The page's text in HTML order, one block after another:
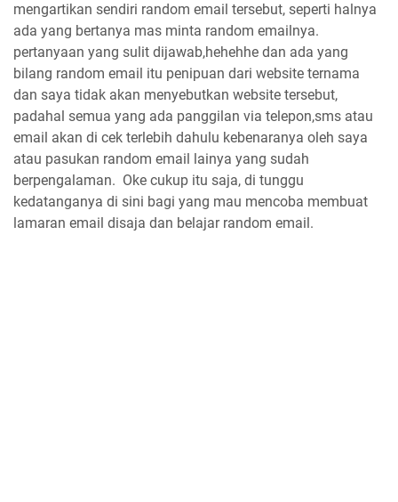
mengartikan sendiri random email tersebut, seperti halnya
ada yang bertanya mas minta random emailnya.
pertanyaan yang sulit dijawab,hehehhe dan ada yang
bilang random email itu penipuan dari website ternama
dan saya tidak akan menyebutkan website tersebut,
padahal semua yang ada panggilan via telepon,sms atau
email akan di cek terlebih dahulu kebenaranya oleh saya
atau pasukan random email lainya yang sudah
berpengalaman. Oke cukup itu saja, di tunggu
kedatanganya di sini bagi yang mau mencoba membuat
lamaran email disaja dan belajar random email.